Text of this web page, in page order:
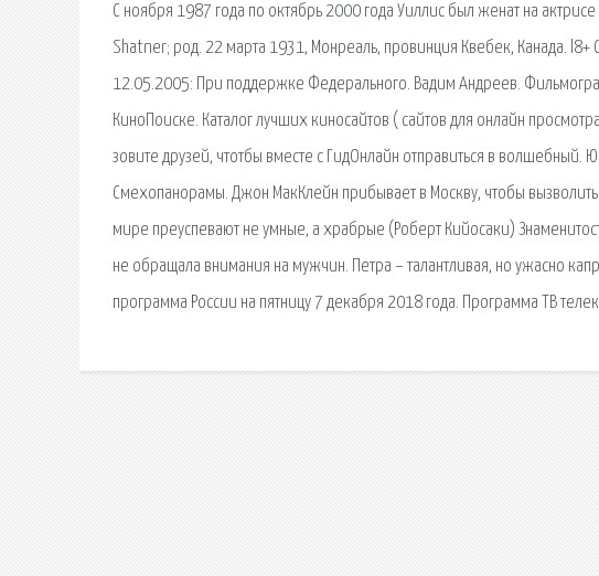
С ноября 1987 года по октябрь 2000 года Уиллис был женат на
Shatner; род. 22 марта 1931, Монреаль, провинция Квебек, Канада.
12.05.2005: При поддержке Федерального. Вадим Андреев.
КиноПоиске. Каталог лучших киносайтов ( сайтов для онлайн
зовите друзей, чтотбы вместе с ГидОнлайн отправиться в волшебный.
Смехопанорамы. Джон МакКлейн прибывает в Москву, чтобы
мире преуспевают не умные, а храбрые (Роберт Кийосаки)
не обращала внимания на мужчин. Петра – талантливая, но ужасно
программа России на пятницу 7 декабря 2018 года. Программа ТВ